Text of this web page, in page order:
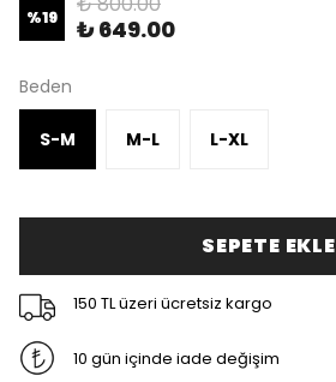
%19 ₺ 649.00
Beden
S-M M-L L-XL
SEPETE EKLE
150 TL üzeri ücretsiz kargo
10 gün içinde iade değişim